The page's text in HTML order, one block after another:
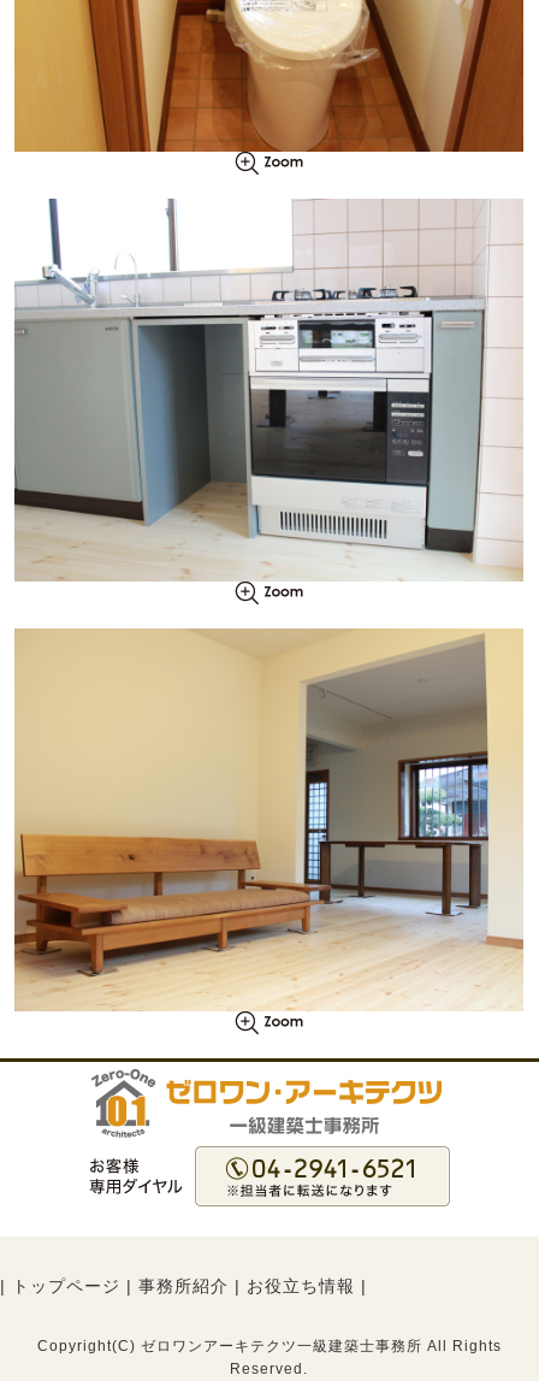
| トップページ | 事務所紹介 | お役立ち情報 |
Copyright(C) ゼロワンアーキテクツ一級建築士事務所 All Rights
Reserved.